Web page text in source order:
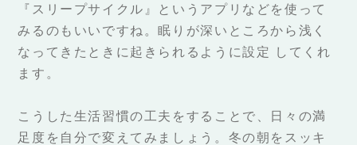
『スリープサイクル』というアプリなどを使って
みるのもいいですね。眠りが深いところから浅く
なってきたときに起きられるように設定 してくれ
ます。
こうした生活習慣の工夫をすることで、日々の満
足度を自分で変えてみましょう。冬の朝をスッキ